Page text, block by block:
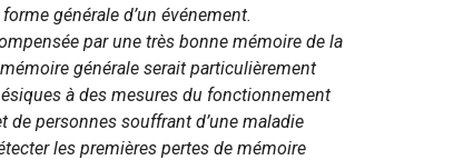
générale d’un événement.
par une très bonne mémoire de la
générale serait particulièrement
à des mesures du fonctionnement
de personnes souffrant d’une maladie
les premières pertes de mémoire